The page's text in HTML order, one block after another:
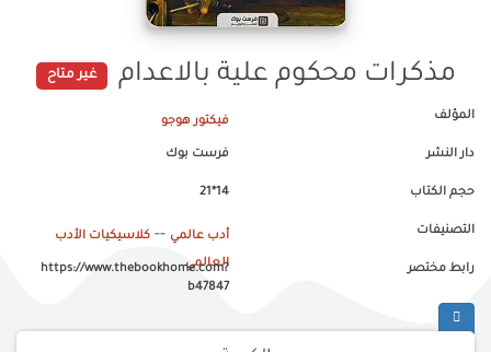
مذكرات محكوم علية بالاعدام غير متاح
المؤلف فيكتور هوجو
دار النشر فرست بوك
حجم الكتاب 14*21
التصنيفات أدب عالمي -- كلاسيكيات الأدب
العالمي رابط مختصر
https://www.thebookhome.com?
b47847